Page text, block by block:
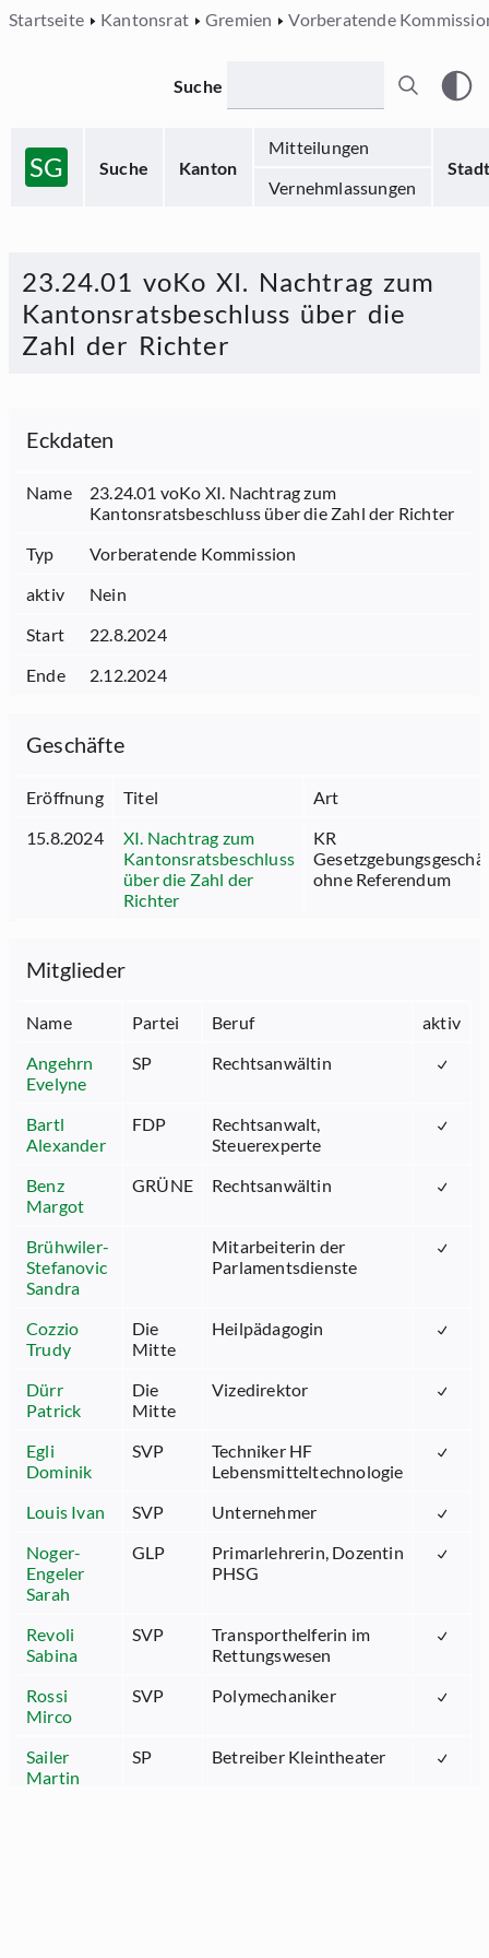
Startseite Kantonsrat Gremien Vorberatende
SG Suche Kanton
Mitteilungen
Stadt
Vernehmlassungen
Suche
23.24.01 voKo XI. Nachtrag zum
Kantonsratsbeschluss über die
Zahl der Richter
Eckdaten
Name
23.24.01 voKo XI. Nachtrag zum
Kantonsratsbeschluss über die Zahl der Richter
Typ
Vorberatende Kommission
aktiv
Nein
Start
22.8.2024
Ende
2.12.2024
Geschäfte
Eröffnung Titel
Art
15.8.2024
XI. Nachtrag zum
Kantonsratsbeschluss
über die Zahl der
Richter
KR
ohne Referendum
Mitglieder
Name Partei Beruf
aktiv
Angehrn
Evelyne
SP Rechtsanwältin
Bartl
Alexander
FDP
Rechtsanwalt,
Steuerexperte
Benz
Margot
GRÜNE Rechtsanwältin
Brühwiler-
Stefanovic
Sandra
Mitarbeiterin der
Parlamentsdienste
Cozzio
Trudy
Die
Mitte
Heilpädagogin
Dürr
Patrick
Die
Mitte
Vizedirektor
Egli
Dominik
SVP
Techniker HF
Lebensmitteltechnologie
Louis Ivan
SVP
Unternehmer
Noger-
Engeler
Sarah
GLP
Primarlehrerin, Dozentin
PHSG
Revoli
Sabina
SVP
Transporthelferin im
Rettungswesen
Rossi
Mirco
SVP Polymechaniker
Sailer
Martin
SP Betreiber Kleintheater